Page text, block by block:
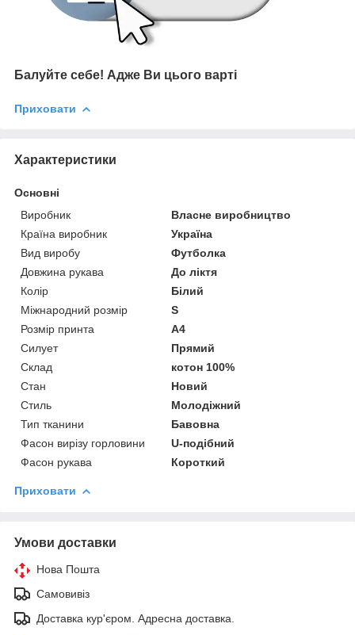
Балуйте себе! Адже Ви цього варті
Приховати
Характеристики
Основні
Виробник
Власне виробництво
Країна виробник
Україна
Вид виробу
Футболка
Довжина рукава
До ліктя
Колір
Білий
Міжнародний розмір
S
Розмір принта
А4
Силует
Прямий
Склад
котон 100%
Стан
Новий
Стиль
Молодіжний
Тип тканини
Бавовна
Фасон вирізу горловини
U-подібний
Фасон рукава
Короткий
Приховати
Умови доставки
Нова Пошта
Самовивіз
Доставка кур'єром. Адресна доставка.